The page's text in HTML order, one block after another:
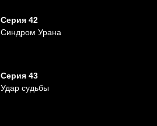
Серия 42
Синдром Урана
Серия 43
Удар судьбы